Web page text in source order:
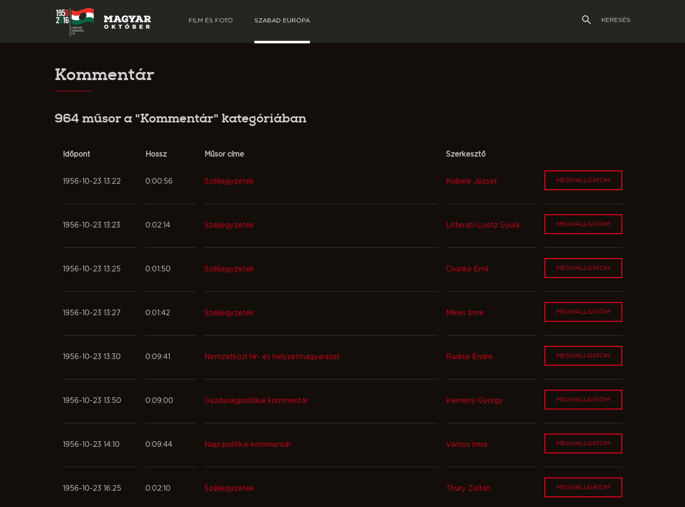
FILM ÉS FOTÓ SZABAD EURÓPA KERESÉS
Kommentár
964 műsor a "Kommentár" kategóriában
Időpont Hossz Műsor címe Szerkesztő
1956-10-23 13:22 0:00:56 Széljegyzetek Kobele József MEGHALLGATOM
1956-10-23 13:23 0:02:14 Széljegyzetek Litteráti-Loótz Gyula MEGHALLGATOM
1956-10-23 13:25 0:01:50 Széljegyzetek Csonka Emil MEGHALLGATOM
1956-10-23 13:27 0:01:42 Széljegyzetek Mikes Imre MEGHALLGATOM
1956-10-23 13:30 0:09:41 Nemzetközi hír- és helyzetmagyarázat Radnai Endre MEGHALLGATOM
1956-10-23 13:50 0:09:00 Gazdaságpolitikai kommentár Kemény György MEGHALLGATOM
1956-10-23 14:10 0:09:44 Napi politikai kommentár Vámos Imre MEGHALLGATOM
1956-10-23 16:25 0:02:10 Széljegyzetek Thury Zoltán MEGHALLGATOM